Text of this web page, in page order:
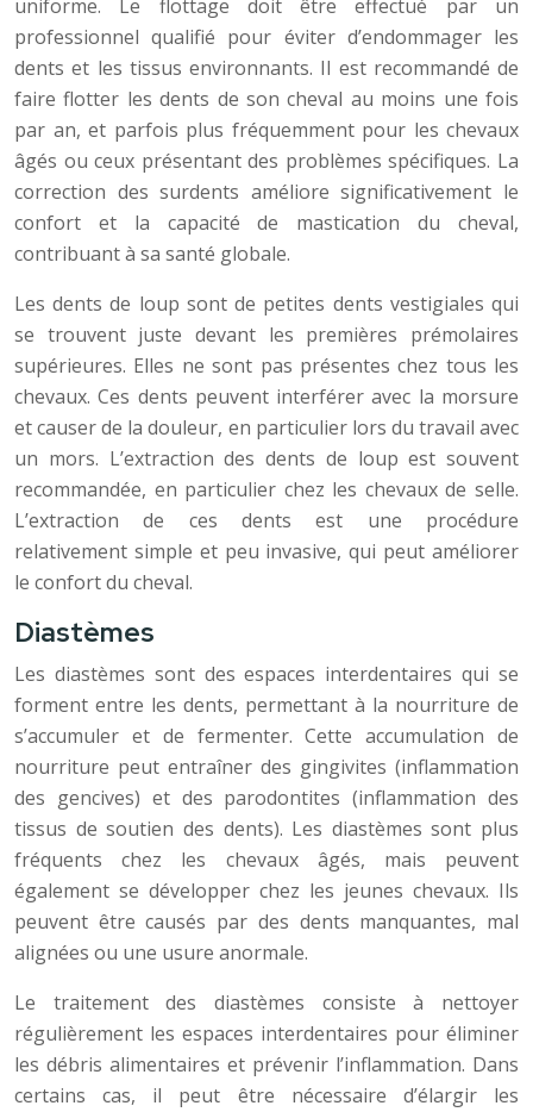
uniforme. Le flottage doit être effectué par un
professionnel qualifié pour éviter d’endommager les
dents et les tissus environnants. Il est recommandé de
faire flotter les dents de son cheval au moins une fois
par an, et parfois plus fréquemment pour les chevaux
âgés ou ceux présentant des problèmes spécifiques. La
correction des surdents améliore significativement le
confort et la capacité de mastication du cheval,
contribuant à sa santé globale.
Les dents de loup sont de petites dents vestigiales qui
se trouvent juste devant les premières prémolaires
supérieures. Elles ne sont pas présentes chez tous les
chevaux. Ces dents peuvent interférer avec la morsure
et causer de la douleur, en particulier lors du travail avec
un mors. L’extraction des dents de loup est souvent
recommandée, en particulier chez les chevaux de selle.
L’extraction de ces dents est une procédure
relativement simple et peu invasive, qui peut améliorer
le confort du cheval.
Diastèmes
Les diastèmes sont des espaces interdentaires qui se
forment entre les dents, permettant à la nourriture de
s’accumuler et de fermenter. Cette accumulation de
nourriture peut entraîner des gingivites (inflammation
des gencives) et des parodontites (inflammation des
tissus de soutien des dents). Les diastèmes sont plus
fréquents chez les chevaux âgés, mais peuvent
également se développer chez les jeunes chevaux. Ils
peuvent être causés par des dents manquantes, mal
alignées ou une usure anormale.
Le traitement des diastèmes consiste à nettoyer
régulièrement les espaces interdentaires pour éliminer
les débris alimentaires et prévenir l’inflammation. Dans
certains cas, il peut être nécessaire d’élargir les